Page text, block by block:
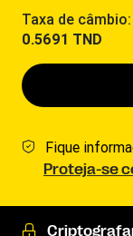
Taxa de câmbio:
0.5691 TND
Fique
Proteja-se